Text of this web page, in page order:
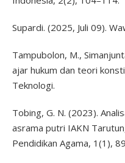
Supardi. (2025, Juli 09).
Tampubolon, M.,
ajar hukum dan teori
Teknologi.
Tobing, G. N. (2023).
asrama putri IAKN
Pendidikan Agama, 1(1),